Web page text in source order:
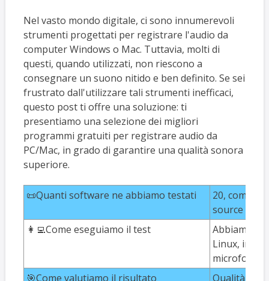
Nel vasto mondo digitale, ci sono innumerevoli
strumenti progettati per registrare l'audio da
computer Windows o Mac. Tuttavia, molti di
questi, quando utilizzati, non riescono a
consegnare un suono nitido e ben definito. Se sei
frustrato dall'utilizzare tali strumenti inefficaci,
questo post ti offre una soluzione: ti
presentiamo una selezione dei migliori
programmi gratuiti per registrare audio da
PC/Mac, in grado di garantire una qualità sonora
superiore.
📜Quanti software ne abbiamo testati
20,
source
👩‍💻Come eseguiamo il test
Abbiamo
Linux,
microfono
🎯Come valutiamo il risultato
Qualità di